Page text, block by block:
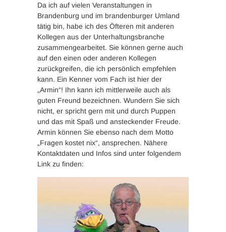
Da ich auf vielen Veranstaltungen in
Brandenburg und im brandenburger Umland
tätig bin, habe ich des Öfteren mit anderen
Kollegen aus der Unterhaltungsbranche
zusammengearbeitet. Sie können gerne auch
auf den einen oder anderen Kollegen
zurückgreifen, die ich persönlich empfehlen
kann. Ein Kenner vom Fach ist hier der
„Armin“! Ihn kann ich mittlerweile auch als
guten Freund bezeichnen. Wundern Sie sich
nicht, er spricht gern mit und durch Puppen
und das mit Spaß und ansteckender Freude.
Armin können Sie ebenso nach dem Motto
„Fragen kostet nix“, ansprechen. Nähere
Kontaktdaten und Infos sind unter folgendem
Link zu finden: